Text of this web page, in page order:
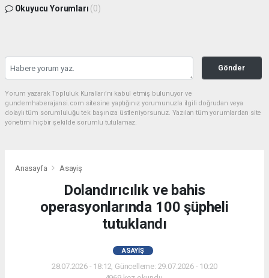
Okuyucu Yorumları (0)
Gönder
Yorum yazarak Topluluk Kuralları’nı kabul etmiş bulunuyor ve
gundemhaberajansi.com sitesine yaptığınız yorumunuzla ilgili doğrudan veya
dolaylı tüm sorumluluğu tek başınıza üstleniyorsunuz. Yazılan tüm yorumlardan site
yönetimi hiçbir şekilde sorumlu tutulamaz.
Anasayfa Asayiş
Dolandırıcılık ve bahis
operasyonlarında 100 şüpheli
tutuklandı
ASAYIŞ
28.07.2026 - 18:12, Güncelleme: 29.07.2026 - 10:20